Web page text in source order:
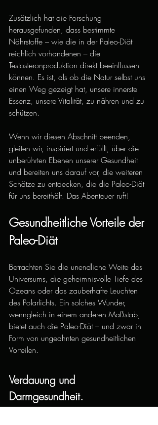
Zusätzlich hat die Forschung
herausgefunden, dass bestimmte
Nährstoffe – wie die in der Paleo-Diät
reichlich vorhandenen – die
Testosteronproduktion direkt beeinflussen
können. Es ist, als ob die Natur selbst uns
einen Weg gezeigt hat, unsere innerste
Essenz, unsere Vitalität, zu nähren und zu
schützen.
Wenn wir diesen Abschnitt beenden,
gleiten wir, inspiriert und erfüllt, über die
unberührten Ebenen unserer Gesundheit
und bereiten uns darauf vor, die weiteren
Schätze zu entdecken, die die Paleo-Diät
für uns bereithält. Das Abenteuer ruft!
Gesundheitliche Vorteile der
Paleo-Diät
Betrachten Sie die unendliche Weite des
Universums, die geheimnisvolle Tiefe des
Ozeans oder das zauberhafte Leuchten
des Polarlichts. Ein solches Wunder,
wenngleich in einem anderen Maßstab,
bietet auch die Paleo-Diät – und zwar in
Form von ungeahnten gesundheitlichen
Vorteilen.
Verdauung und
Darmgesundheit.
Tauchen Sie ein in den dichten Dschungel